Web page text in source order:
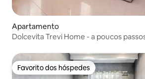
Apartamento
Dolcevita Trevi Home - a poucos
Favorito dos hóspedes
Favorito dos hóspedes